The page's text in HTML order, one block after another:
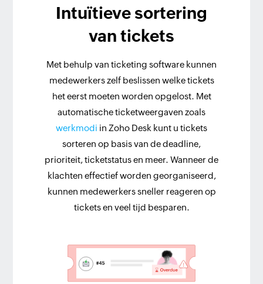
Intuïtieve sortering
van tickets
Met behulp van ticketing software kunnen
medewerkers zelf beslissen welke tickets
het eerst moeten worden opgelost. Met
automatische ticketweergaven zoals
werkmodi in Zoho Desk kunt u tickets
sorteren op basis van de deadline,
prioriteit, ticketstatus en meer. Wanneer de
klachten effectief worden georganiseerd,
kunnen medewerkers sneller reageren op
tickets en veel tijd besparen.